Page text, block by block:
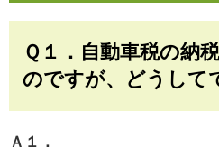
Ｑ１．自動車税の納
のですが、どうして
Ａ１．